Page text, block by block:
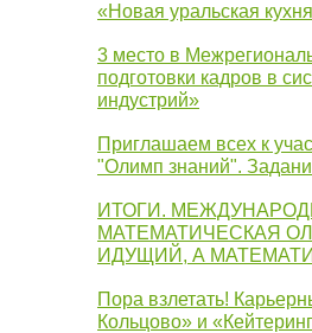
«Новая уральская
3 место в
подготовки кадров в
индустрий»
Приглашаем всех к
"Олимп знаний".
ИТОГИ.
МАТЕМАТИЧЕСКАЯ
ИДУЩИЙ, А
Пора взлетать!
Кольцово» и